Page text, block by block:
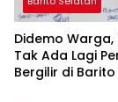
Didemo Warga,
Tak Ada Lagi
Bergilir di